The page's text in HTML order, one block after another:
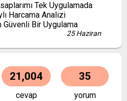
Tek Uygulamada
Harcama Analizi
Bir Uygulama
25 Haziran
21,004
cevap
35
yorum